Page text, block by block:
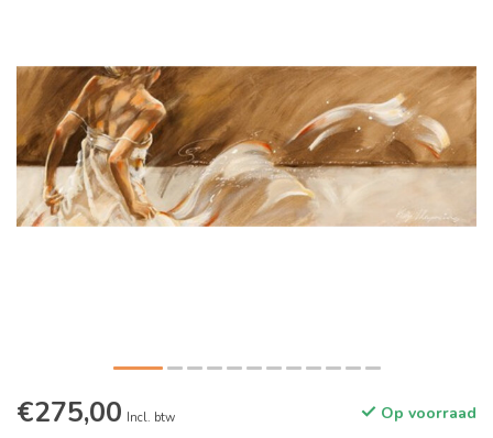
€275,00 Incl. btw Op voorraad